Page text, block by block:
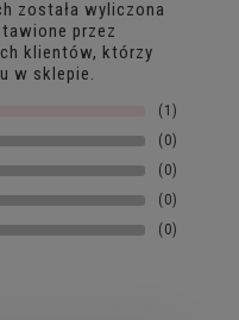
została wyliczona
przez
klientów, którzy
w sklepie.
(1)
(0)
(0)
(0)
(0)